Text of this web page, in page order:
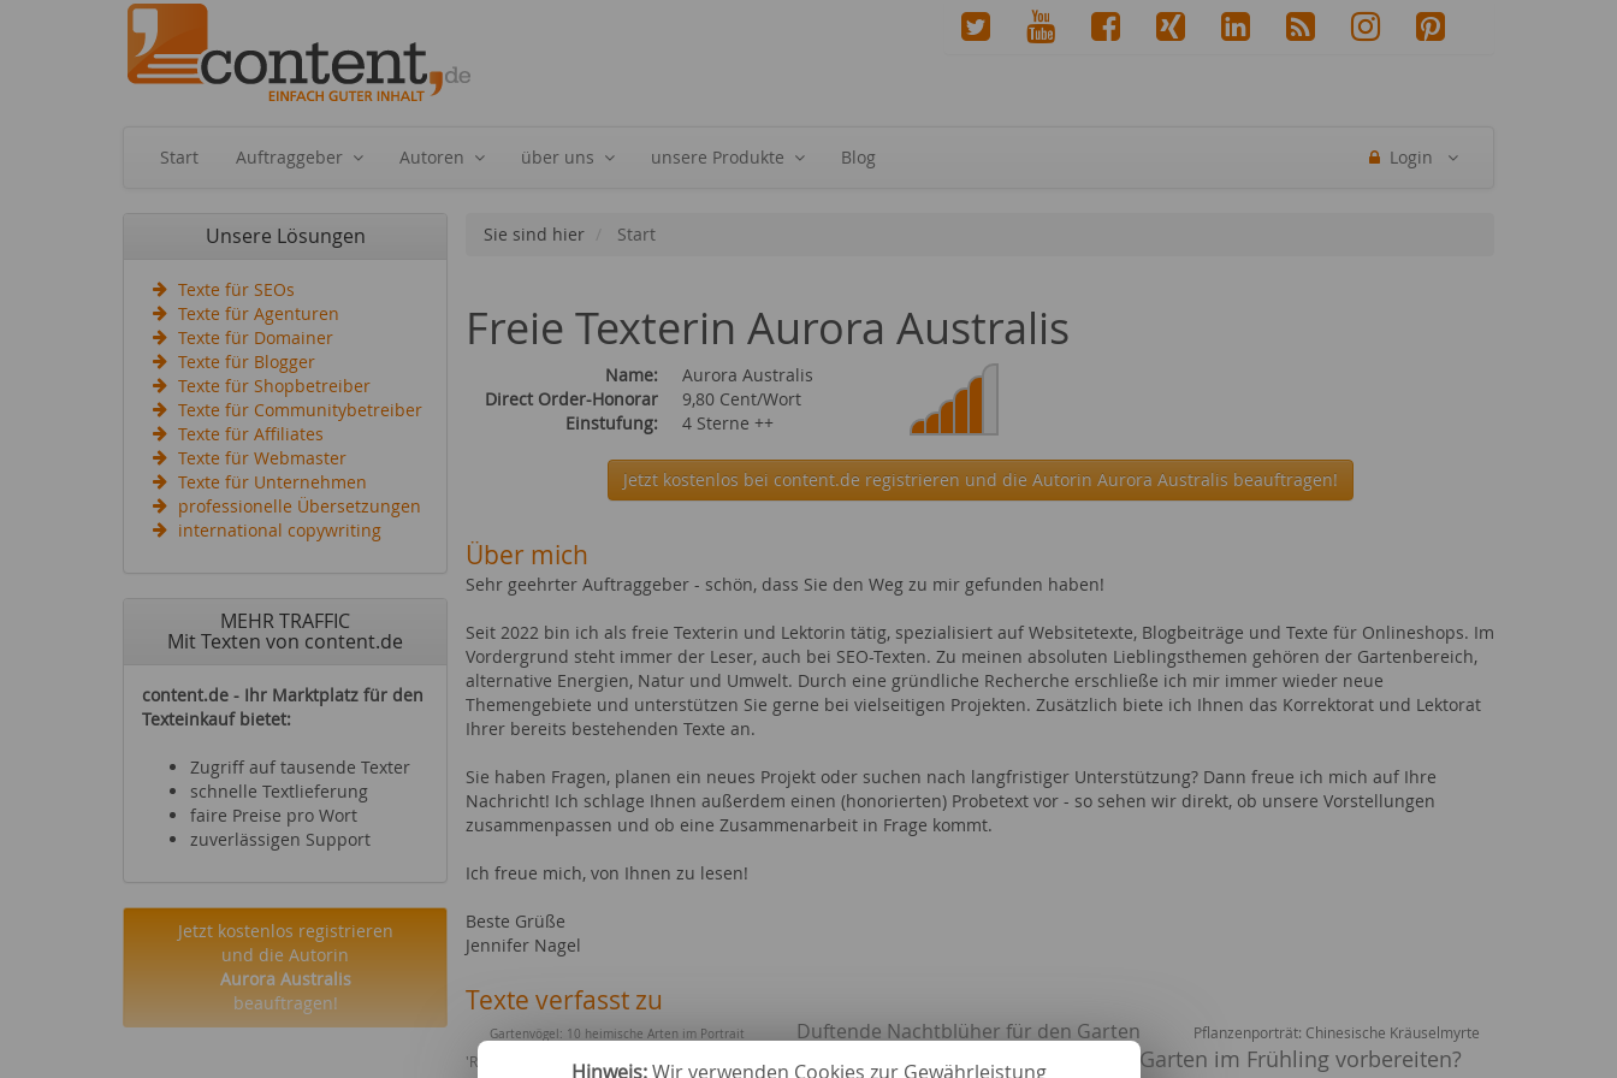
Hinweis:Wir verwenden Cookies zur Gewährleistung
Start Auftraggeber Autoren über uns unsere Produkte Blog Login
Unsere Lösungen
Texte für SEOs
Texte für Agenturen
Texte für Domainer
Texte für Blogger
Texte für Shopbetreiber
Texte für Communitybetreiber
Texte für Affiliates
Texte für Webmaster
Texte für Unternehmen
professionelle Übersetzungen
international copywriting
MEHR TRAFFIC
Mit Texten von content.de
content.de - Ihr Marktplatz für den
Texteinkauf bietet:
Zugriff auf tausende Texter
schnelle Textlieferung
faire Preise pro Wort
zuverlässigen Support
Jetzt kostenlos registrieren
und die Autorin
Aurora Australis
beauftragen!
Sie sind hier Start
Freie Texterin Aurora Australis
Name:
Aurora Australis
Direct Order-Honorar
9,80 Cent/Wort
Einstufung:
4 Sterne ++
Jetzt kostenlos bei content.de registrieren und die Autorin Aurora Australis beauftragen!
Über mich
Sehr geehrter Auftraggeber - schön, dass Sie den Weg zu mir gefunden haben!
Seit 2022 bin ich als freie Texterin und Lektorin tätig, spezialisiert auf Websitetexte, Blogbeiträge und Texte für Onlineshops. Im
Vordergrund steht immer der Leser, auch bei SEO-Texten. Zu meinen absoluten Lieblingsthemen gehören der Gartenbereich,
alternative Energien, Natur und Umwelt. Durch eine gründliche Recherche erschließe ich mir immer wieder neue
Themengebiete und unterstützen Sie gerne bei vielseitigen Projekten. Zusätzlich biete ich Ihnen das Korrektorat und Lektorat
Ihrer bereits bestehenden Texte an.
Sie haben Fragen, planen ein neues Projekt oder suchen nach langfristiger Unterstützung? Dann freue ich mich auf Ihre
Nachricht! Ich schlage Ihnen außerdem einen (honorierten) Probetext vor - so sehen wir direkt, ob unsere Vorstellungen
zusammenpassen und ob eine Zusammenarbeit in Frage kommt.
Ich freue mich, von Ihnen zu lesen!
Beste Grüße
Jennifer Nagel
Texte verfasst zu
Gartenvögel: 10 heimische Arten im Portrait Duftende Nachtblüher für den Garten
Pflanzenporträt: Chinesische Kräuselmyrte
'Rhapsody in Pink' (bot. Lagerstroemia indica 'Rhapsody in Pink')
Wie kann man den Garten im Frühling vorbereiten?